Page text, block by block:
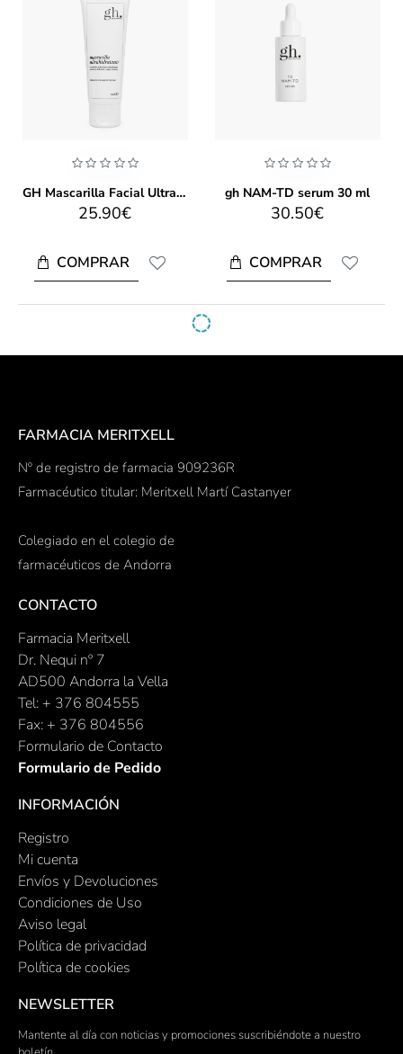
GH Mascarilla Facial Ultrahidratante (75ml)
25.90€
COMPRAR
gh NAM-TD serum 30 ml
30.50€
COMPRAR
FARMACIA MERITXELL
Nº de registro de farmacia 909236R
Farmacéutico titular: Meritxell Martí Castanyer
Colegiado en el colegio de
farmacéuticos de Andorra
CONTACTO
Farmacia Meritxell
Dr. Nequi nº 7
AD500 Andorra la Vella
Tel: + 376 804555
Fax: + 376 804556
Formulario de Contacto
Formulario de Pedido
INFORMACIÓN
Registro
Mi cuenta
Envíos y Devoluciones
Condiciones de Uso
Aviso legal
Política de privacidad
Política de cookies
NEWSLETTER
Mantente al día con noticias y promociones suscribiéndote a nuestro